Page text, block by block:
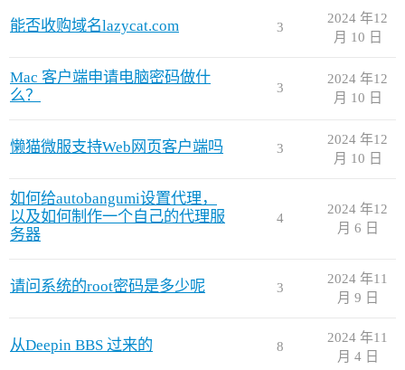
能否收购域名lazycat.com 3
2024 年12
月 10 日
Mac 客户端申请电脑密码做什
么？
3
2024 年12
月 10 日
懒猫微服支持Web网页客户端吗 3
2024 年12
月 10 日
如何给autobangumi设置代理，
以及如何制作一个自己的代理服
务器
4
2024 年12
月 6 日
请问系统的root密码是多少呢 3
2024 年11
月 9 日
从Deepin BBS 过来的 8
2024 年11
月 4 日